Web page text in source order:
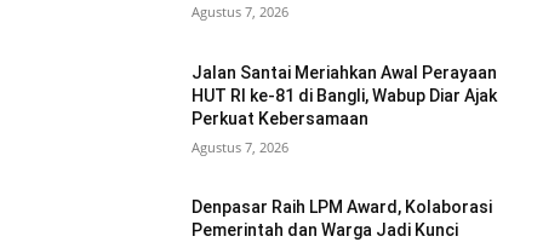
Agustus 7, 2026
Jalan Santai Meriahkan Awal Perayaan
HUT RI ke-81 di Bangli, Wabup Diar Ajak
Perkuat Kebersamaan
Agustus 7, 2026
Denpasar Raih LPM Award, Kolaborasi
Pemerintah dan Warga Jadi Kunci